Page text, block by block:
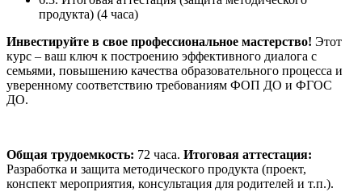
продукта) (4 часа)
Инвестируйте в свое профессиональное мастерство! Этот
курс – ваш ключ к построению эффективного диалога с
семьями, повышению качества образовательного процесса и
уверенному соответствию требованиям ФОП ДО и ФГОС
ДО.
Общая трудоемкость: 72 часа. Итоговая аттестация:
Разработка и защита методического продукта (проект,
конспект мероприятия, консультация для родителей и т.п.).